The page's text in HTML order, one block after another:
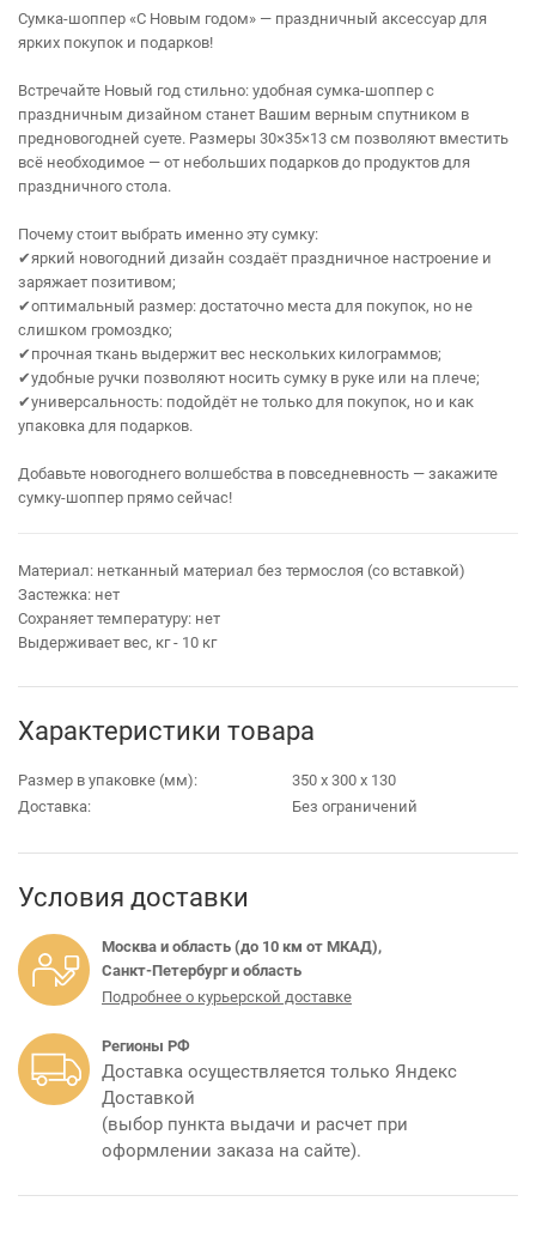
Сумка‑шоппер «С Новым годом» — праздничный аксессуар для
ярких покупок и подарков!
Встречайте Новый год стильно: удобная сумка‑шоппер с
праздничным дизайном станет Вашим верным спутником в
предновогодней суете. Размеры 30×35×13 см позволяют вместить
всё необходимое — от небольших подарков до продуктов для
праздничного стола.
Почему стоит выбрать именно эту сумку:
✔яркий новогодний дизайн создаёт праздничное настроение и
заряжает позитивом;
✔оптимальный размер: достаточно места для покупок, но не
слишком громоздко;
✔прочная ткань выдержит вес нескольких килограммов;
✔удобные ручки позволяют носить сумку в руке или на плече;
✔универсальность: подойдёт не только для покупок, но и как
упаковка для подарков.
Добавьте новогоднего волшебства в повседневность — закажите
сумку‑шоппер прямо сейчас!
Материал: нетканный материал без термослоя (со вставкой)
Застежка: нет
Сохраняет температуру: нет
Выдерживает вес, кг - 10 кг
Характеристики товара
Размер в упаковке (мм):
350 х 300 х 130
Доставка:
Без ограничений
Условия доставки
Москва и область (до 10 км от МКАД),
Санкт-Петербург и область
Подробнее о курьерской доставке
Регионы РФ
Доставка осуществляется только Яндекс
Доставкой
(выбор пункта выдачи и расчет при
оформлении заказа на сайте).